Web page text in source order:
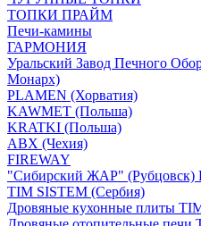
ТОПКИ ПРАЙМ
Печи-камины
ГАРМОНИЯ
Уральский Завод Печного
Монарх)
PLAMEN (Хорватия)
KAWMET (Польша)
KRATKI (Польша)
ABX (Чехия)
FIREWAY
"Сибирский ЖАР" (Рубцовск)
TIM SISTEM (Сербия)
Дровяные кухонные плиты